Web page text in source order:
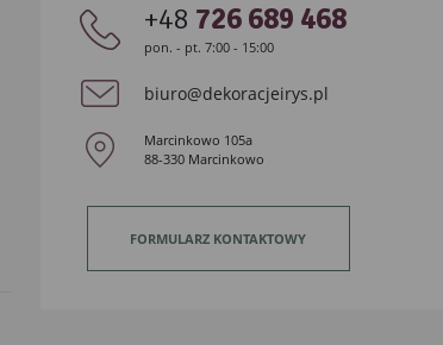
+48 726 689 468
pon. - pt. 7:00 - 15:00
biuro@dekoracjeirys.pl
Marcinkowo 105a
88-330 Marcinkowo
FORMULARZ KONTAKTOWY